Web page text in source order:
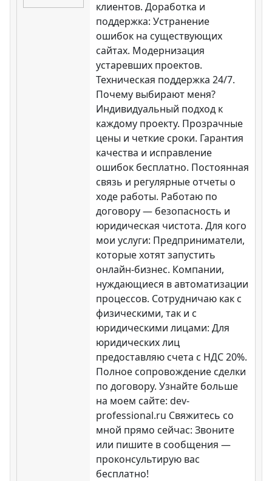
клиентов. Доработка и
поддержка: Устранение
ошибок на существующих
сайтах. Модернизация
устаревших проектов.
Техническая поддержка 24/7.
Почему выбирают меня?
Индивидуальный подход к
каждому проекту. Прозрачные
цены и четкие сроки. Гарантия
качества и исправление
ошибок бесплатно. Постоянная
связь и регулярные отчеты о
ходе работы. Работаю по
договору — безопасность и
юридическая чистота. Для кого
мои услуги: Предприниматели,
которые хотят запустить
онлайн-бизнес. Компании,
нуждающиеся в автоматизации
процессов. Сотрудничаю как с
физическими, так и с
юридическими лицами: Для
юридических лиц
предоставляю счета с НДС 20%.
Полное сопровождение сделки
по договору. Узнайте больше
на моем сайте: dev-
professional.ru Свяжитесь со
мной прямо сейчас: Звоните
или пишите в сообщения —
проконсультирую вас
бесплатно!